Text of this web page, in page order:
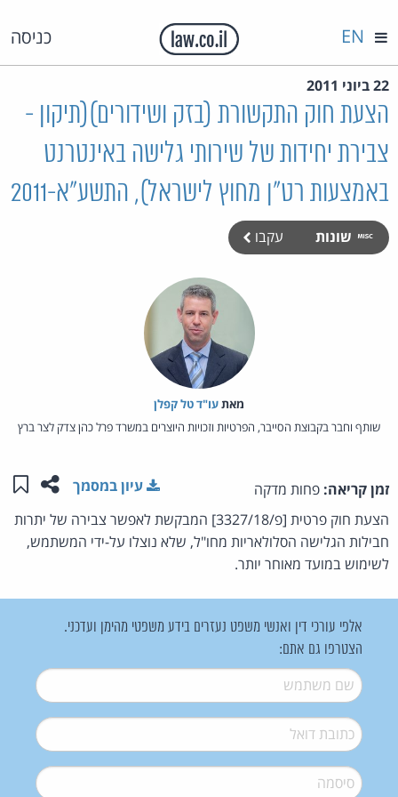
כניסה EN
22 ביוני 2011
הצעת חוק התקשורת (בזק ושידורים)(תיקון -
צבירת יחידות של שירותי גלישה באינטרנט
באמצעות רט"ן מחוץ לישראל), התשע"א-2011
שונות עקבו
מאת‏עו"ד טל קפלן
שותף וחבר בקבוצת הסייבר, הפרטיות וזכויות היוצרים במשרד פרל כהן צדק לצר ברץ
זמן קריאה: פחות מדקה שתפו
עיון במסמך
הצעת חוק פרטית [פ/3327/18] המבקשת לאפשר צבירה של יתרות
חבילות הגלישה הסלולאריות מחו"ל, שלא נוצלו על-ידי המשתמש,
לשימוש במועד מאוחר יותר.
אלפי עורכי דין ואנשי משפט נעזרים בידע משפטי מהימן ועדכני.
הצטרפו גם אתם:
שם משתמש*
דואל*
סיסמה*